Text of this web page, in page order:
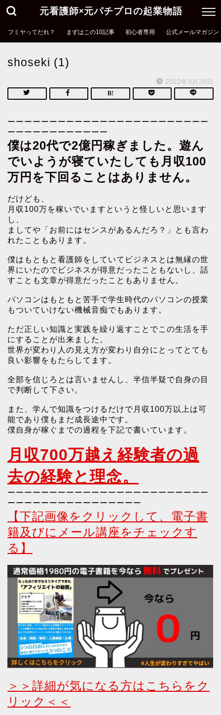
元看護師×元パチプロの起業物語
フミヤってだれ？ まずはこの10記事 初心者専用 公式メールマガジン
shoseki (1)
2022年3月28日
ーーーーーーーーーーーーーーーーーーーーーーーー
ーーーーーーーーーーーー
僕は20代で2億円稼ぎました。遊ん
でいようが寝ていたしても月収100
万円を下回ることはありません。
だけども、
月収100万を稼いでいますというと怪しいと思います
し、
ましてや「お前にはセンスがあるんだろ？」とも言わ
れたこともあります。
僕はもともと看護師をしていてビジネスとは無縁の世
界にいたのでビジネスが得意だったこともないし、話
すことも文章が得意だったこともありません。
パソコンはもともと苦手で学生時代のパソコンの授業
もついていけない機械音痴でもあります。
ただ正しい知識と実践を繰り返すことでこの生活を手
にすることが出来ました。
世界が変わり人の見え方が変わり自分にとってとても
良い影響をもたらしてます。
全部を信じろとは言いませんし、半信半疑で自身の目
で判断して下さい。
また、学んで知識をつけるだけで月収100万以上は可
能であり僕もまだ成長途中です。
僕自身が稼ぐまでの過程を下記で書いています。
月収700万越え経験者の過
去の経験と理念。
ーーーーーーーーーーーーーーーーーーーーーーーー
ーーーーーーーーーーーーーーーー
【下記画像をクリックして、電子書
籍及びにメール講座をチェックす
る】
＞＞詳細が気になる方はこちらをク
リック＜＜